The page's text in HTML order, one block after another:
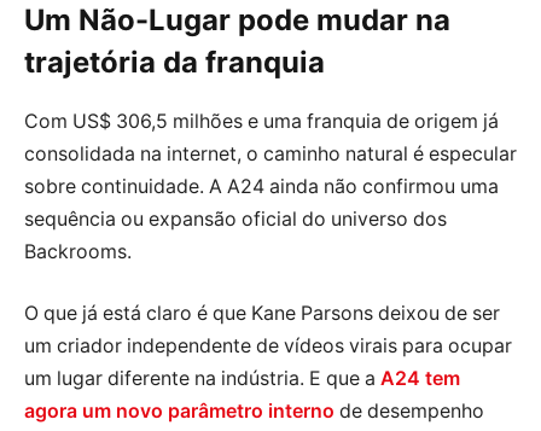
Um Não-Lugar pode mudar na
trajetória da franquia
Com US$ 306,5 milhões e uma franquia de origem já
consolidada na internet, o caminho natural é especular
sobre continuidade. A A24 ainda não confirmou uma
sequência ou expansão oficial do universo dos
Backrooms.
O que já está claro é que Kane Parsons deixou de ser
um criador independente de vídeos virais para ocupar
um lugar diferente na indústria. E que a A24 tem
agora um novo parâmetro interno de desempenho